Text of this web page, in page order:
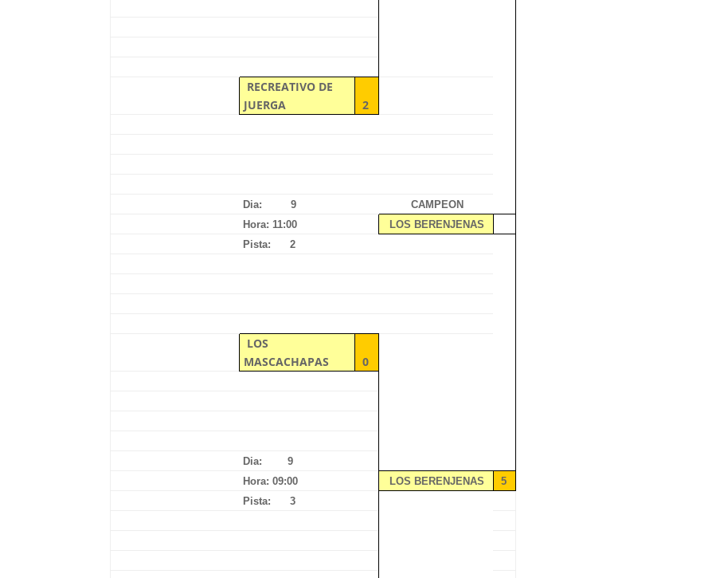
RECREATIVO DE
JUERGA
2
Dia: 9
CAMPEON
Hora: 11:00
LOS BERENJENAS
Pista: 2
LOS
MASCACHAPAS
0
Dia: 9
Hora: 09:00
LOS BERENJENAS
5
Pista: 3